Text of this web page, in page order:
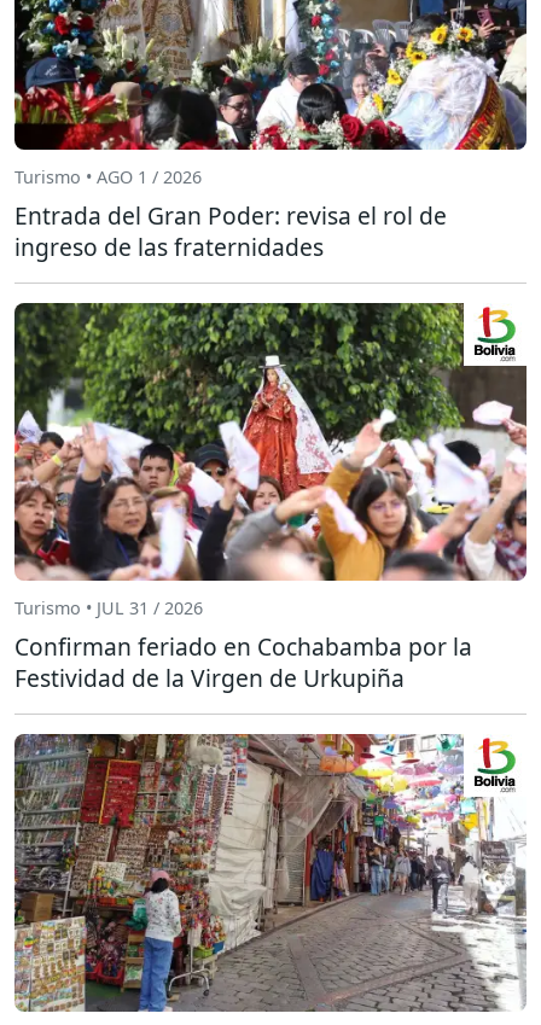
Turismo • AGO 1 / 2026
Entrada del Gran Poder: revisa el rol de
ingreso de las fraternidades
Turismo • JUL 31 / 2026
Confirman feriado en Cochabamba por la
Festividad de la Virgen de Urkupiña